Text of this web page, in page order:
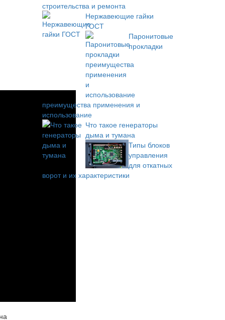
строительства и ремонта
Нержавеющие гайки
ГОСТ
Паронитовые
прокладки
преимущества применения и
использование
Что такое генераторы
дыма и тумана
Типы блоков
управления
для откатных
ворот и их характеристики